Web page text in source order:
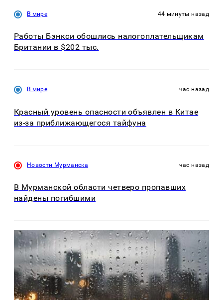
В мире 44 минуты назад
Работы Бэнкси обошлись налогоплательщикам
Британии в $202 тыс.
В мире час назад
Красный уровень опасности объявлен в Китае
из-за приближающегося тайфуна
Новости Мурманска час назад
В Мурманской области четверо пропавших
найдены погибшими